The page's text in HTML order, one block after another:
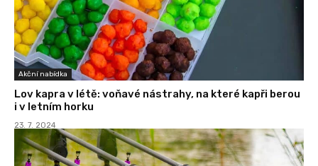
Akční nabídka
Lov kapra v létě: voňavé nástrahy, na které kapři berou
i v letním horku
23. 7. 2024